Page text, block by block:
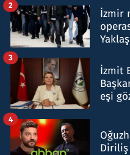
İzmir
2
İzmit
eşi
3
Diriliş
4